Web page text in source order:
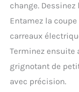
change.
Entamez la
carreaux
Terminez ensuite
grignotant de
avec précision.